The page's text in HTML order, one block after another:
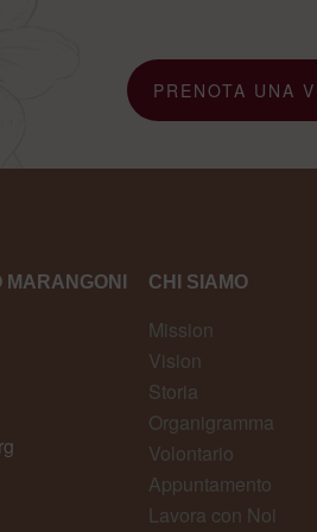
PRENOTA UNA
CHI SIAMO
Mission
Vision
Storia
Organigramma
Volontario
Appuntamento
Lavora con Noi